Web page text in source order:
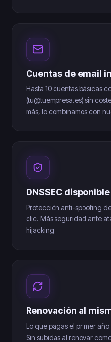
Cuentas de email
Hasta 10 cuentas básicas
(tu@tuempresa.es) sin
más, lo combinamos con
DNSSEC disponible
Protección anti-spoofing
clic. Más seguridad ante
hijacking.
Renovación al
Lo que pagas el primer
Sin subidas al renovar